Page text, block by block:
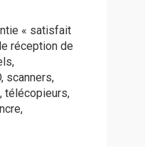
« satisfait
réception de
scanners,
télécopieurs,